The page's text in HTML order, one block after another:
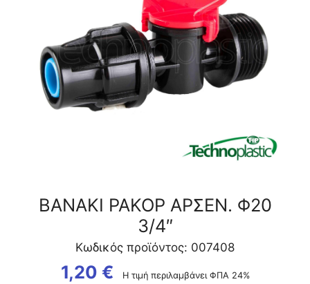
ΒΑΝΑΚΙ ΡΑΚΟΡ ΑΡΣΕΝ. Φ20
3/4″
Κωδικός προϊόντος: 007408
1,20 € Η τιμή περιλαμβάνει ΦΠΑ 24%